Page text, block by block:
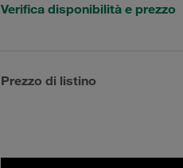
Verifica disponibilità e prezzo
Prezzo di listino